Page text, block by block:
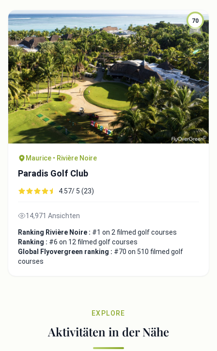
70
Maurice • Rivière Noire
Paradis Golf Club
4.57/ 5 (23)
14,971 Ansichten
Ranking Rivière Noire : #1 on 2 filmed golf courses
Ranking : #6 on 12 filmed golf courses
Global Flyovergreen ranking : #70 on 510 filmed golf
courses
EXPLORE
Aktivitäten in der Nähe